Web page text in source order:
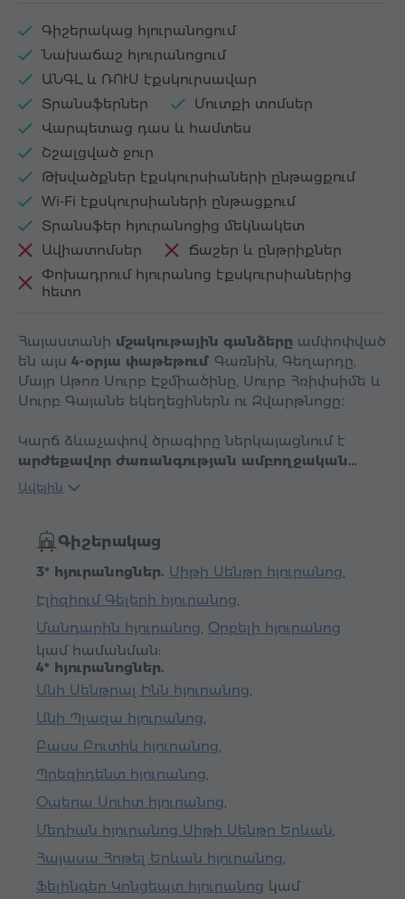
Գիշերակաց հյուրանոցում
Նախաճաշ հյուրանոցում
ԱՆԳԼ և ՌՈՒՍ էքսկուրսավար
Տրանսֆերներ
Մուտքի տոմսեր
Վարպետաց դաս և համտես
Շշալցված ջուր
Թխվածքներ էքսկուրսիաների ընթացքում
Wi-Fi էքսկուրսիաների ընթացքում
Տրանսֆեր հյուրանոցից մեկնակետ
Ավիատոմսեր
Ճաշեր և ընթրիքներ
Փոխադրում հյուրանոց էքսկուրսիաներից
հետո
Հայաստանի մշակութային գանձերը ամփոփված
են այս 4-օրյա փաթեթում՝ Գառնին, Գեղարդը,
Մայր Աթոռ Սուրբ Էջմիածինը, Սուրբ Հռիփսիմե և
Սուրբ Գայանե եկեղեցիներն ու Զվարթնոցը։
Կարճ ձևաչափով ծրագիրը ներկայացնում է
արժեքավոր ժառանգության ամբողջական…
Ավելին
Գիշերակաց
3* հյուրանոցներ. Սիթի Սենթր հյուրանոց,
Էլիզիում Գելերի հյուրանոց,
Մանդարին հյուրանոց, Օրբելի հյուրանոց
կամ համանման:
4* հյուրանոցներ.
Անի Սենթրալ Ինն հյուրանոց,
Անի Պլազա հյուրանոց,
Բասս Բուտիկ հյուրանոց,
Պրեզիդենտ հյուրանոց,
Օպերա Սուիտ հյուրանոց,
Մեդիան հյուրանոց Սիթի Սենթր Երևան,
Հայասա Հոթել Երևան հյուրանոց,
Ֆելինգեր Կոնցեպտ հյուրանոց կամ